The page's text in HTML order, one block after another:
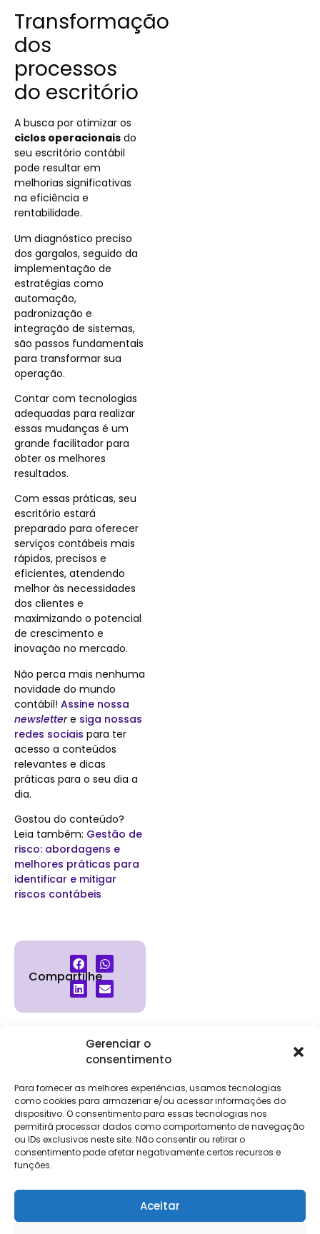
Gerenciar o
consentimento
Para fornecer as melhores experiências, usamos tecnologias
como cookies para armazenar e/ou acessar informações do
dispositivo. O consentimento para essas tecnologias nos
permitirá processar dados como comportamento de navegação
ou IDs exclusivos neste site. Não consentir ou retirar o
consentimento pode afetar negativamente certos recursos e
funções.
Aceitar
Transformação
dos
processos
do escritório
A busca por otimizar os
ciclos operacionais do
seu escritório contábil
pode resultar em
melhorias significativas
na eficiência e
rentabilidade.
Um diagnóstico preciso
dos gargalos, seguido da
implementação de
estratégias como
automação,
padronização e
integração de sistemas,
são passos fundamentais
para transformar sua
operação.
Contar com tecnologias
adequadas para realizar
essas mudanças é um
grande facilitador para
obter os melhores
resultados.
Com essas práticas, seu
escritório estará
preparado para oferecer
serviços contábeis mais
rápidos, precisos e
eficientes, atendendo
melhor às necessidades
dos clientes e
maximizando o potencial
de crescimento e
inovação no mercado.
Não perca mais nenhuma
novidade do mundo
contábil! Assine nossa
newslettere siga nossas
redes sociais para ter
acesso a conteúdos
relevantes e dicas
práticas para o seu dia a
dia.
Gostou do conteúdo?
Leia também: Gestão de
risco: abordagens e
melhores práticas para
identificar e mitigar
riscos contábeis
Compartilhe
Institucional
Trabalhe
Conosco
Contato
Relatório de
Salarial
Clientes
Login
Eventos
Contábeis
Holos
NG Essence
Soluções
DP e RH
NG Folha
eKeep
FisCo